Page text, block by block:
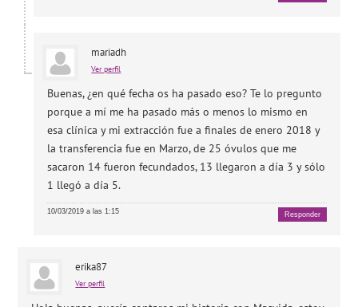
mariadh
Ver perfil
Buenas, ¿en qué fecha os ha pasado eso? Te lo pregunto
porque a mí me ha pasado más o menos lo mismo en
esa clínica y mi extracción fue a finales de enero 2018 y
la transferencia fue en Marzo, de 25 óvulos que me
sacaron 14 fueron fecundados, 13 llegaron a día 3 y sólo
1 llegó a día 5.
10/03/2019 a las 1:15 Responder
erika87
Ver perfil